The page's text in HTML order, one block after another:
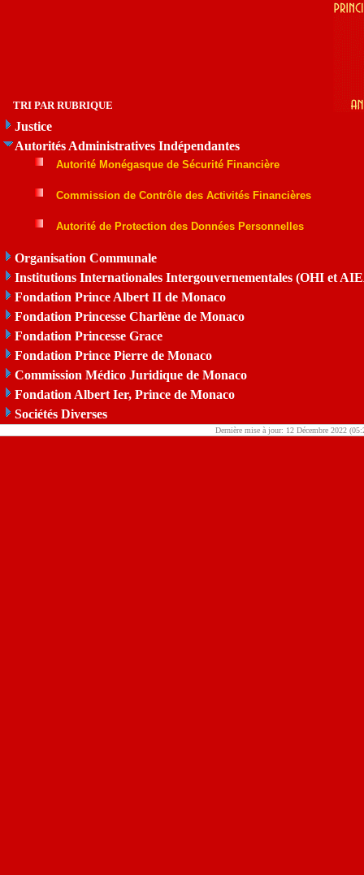
TRI PAR RUBRIQUE
Justice
Autorités Administratives Indépendantes
Autorité Monégasque de Sécurité Financière
Commission de Contrôle des Activités Financières
Autorité de Protection des Données Personnelles
Organisation Communale
Institutions Internationales Intergouvernementales (OHI et
Fondation Prince Albert II de Monaco
Fondation Princesse Charlène de Monaco
Fondation Princesse Grace
Fondation Prince Pierre de Monaco
Commission Médico Juridique de Monaco
Fondation Albert Ier, Prince de Monaco
Sociétés Diverses
Dernière mise à jour: 12 Décembre 2022